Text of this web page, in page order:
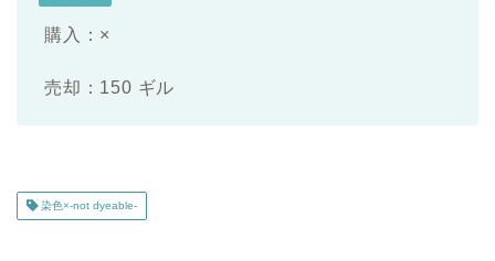
購入：×
売却：150 ギル
染色×-not dyeable-